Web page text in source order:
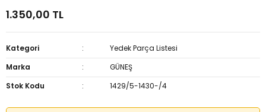
1.350,00 TL
Kategori
Yedek Parça Listesi
Marka
GÜNEŞ
Stok Kodu
1429/5-1430-/4